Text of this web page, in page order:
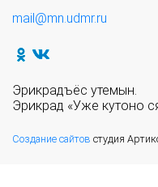
mail@mn.udmr.ru
Эрикрадъёс утемын.
Эрикрад «Уже кутоно
Создание сайтов студия